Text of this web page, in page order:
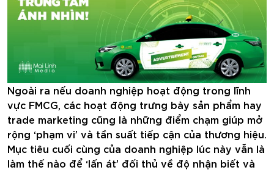
Ngoài ra nếu doanh nghiệp hoạt động trong lĩnh
vực FMCG, các hoạt động trưng bày sản phẩm hay
trade marketing cũng là những điểm chạm giúp mở
rộng ‘phạm vi’ và tần suất tiếp cận của thương hiệu.
Mục tiêu cuối cùng của doanh nghiệp lúc này vẫn là
làm thế nào để ‘lấn át’ đối thủ về độ nhận biết và